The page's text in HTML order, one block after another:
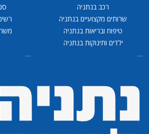
רכב בנתניה
שרותים מקצועיים בנתניה
טיפוח ובריאות בנתניה
ילדים ותינוקות בנתניה